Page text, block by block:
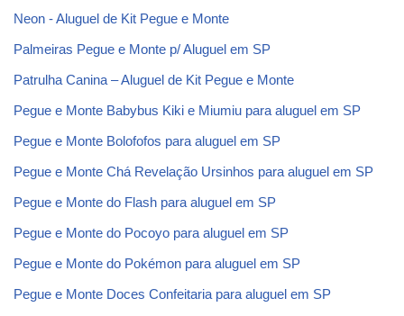
Neon - Aluguel de Kit Pegue e Monte
Palmeiras Pegue e Monte p/ Aluguel em SP
Patrulha Canina – Aluguel de Kit Pegue e Monte
Pegue e Monte Babybus Kiki e Miumiu para aluguel em SP
Pegue e Monte Bolofofos para aluguel em SP
Pegue e Monte Chá Revelação Ursinhos para aluguel em SP
Pegue e Monte do Flash para aluguel em SP
Pegue e Monte do Pocoyo para aluguel em SP
Pegue e Monte do Pokémon para aluguel em SP
Pegue e Monte Doces Confeitaria para aluguel em SP